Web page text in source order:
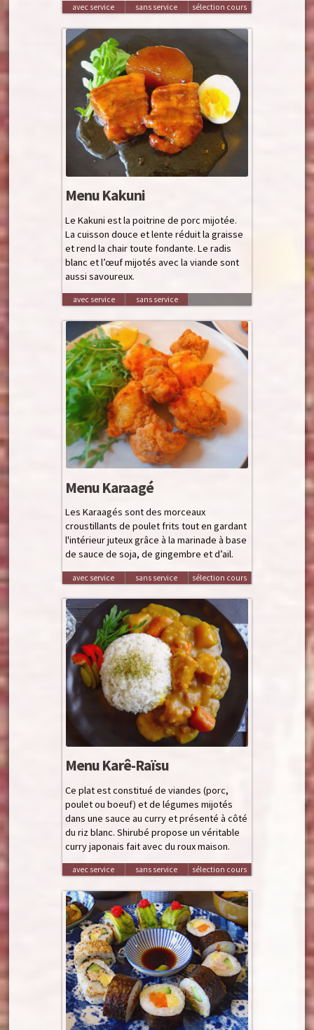
avec service sans service sélection cours
Menu Kakuni
Le Kakuni est la poitrine de porc mijotée.
La cuisson douce et lente réduit la graisse
et rend la chair toute fondante. Le radis
blanc et l’œuf mijotés avec la viande sont
aussi savoureux.
avec service sans service
Menu Karaagé
Les Karaagés sont des morceaux
croustillants de poulet frits tout en gardant
l'intérieur juteux grâce à la marinade à base
de sauce de soja, de gingembre et d’ail.
avec service sans service sélection cours
Menu Karê-Raïsu
Ce plat est constitué de viandes (porc,
poulet ou boeuf) et de légumes mijotés
dans une sauce au curry et présenté à côté
du riz blanc. Shirubé propose un véritable
curry japonais fait avec du roux maison.
avec service sans service sélection cours